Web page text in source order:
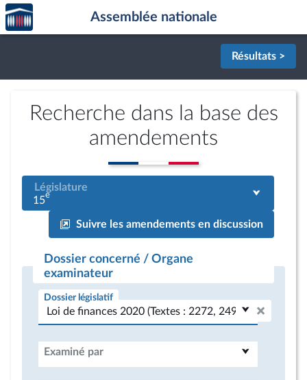
Aller au contenu
Aller en bas de la page
Accèder
à la
page
Assemblée nationale
Résultats >
Recherche dans la base des
amendements
Législature
15e
Suivre les amendements en discussion
Dossier concerné / Organe
examinateur
Dossier législatif
Examiné par